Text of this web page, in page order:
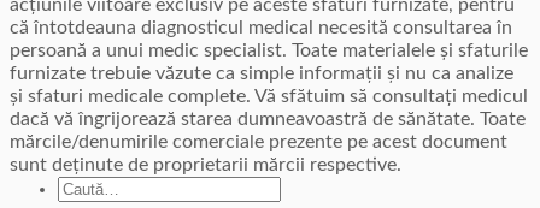
acțiunile viitoare exclusiv pe aceste sfaturi furnizate, pentru
că întotdeauna diagnosticul medical necesită consultarea în
persoană a unui medic specialist. Toate materialele și sfaturile
furnizate trebuie văzute ca simple informații și nu ca analize
și sfaturi medicale complete. Vă sfătuim să consultați medicul
dacă vă îngrijorează starea dumneavoastră de sănătate. Toate
mărcile/denumirile comerciale prezente pe acest document
sunt deținute de proprietarii mărcii respective.
Caută